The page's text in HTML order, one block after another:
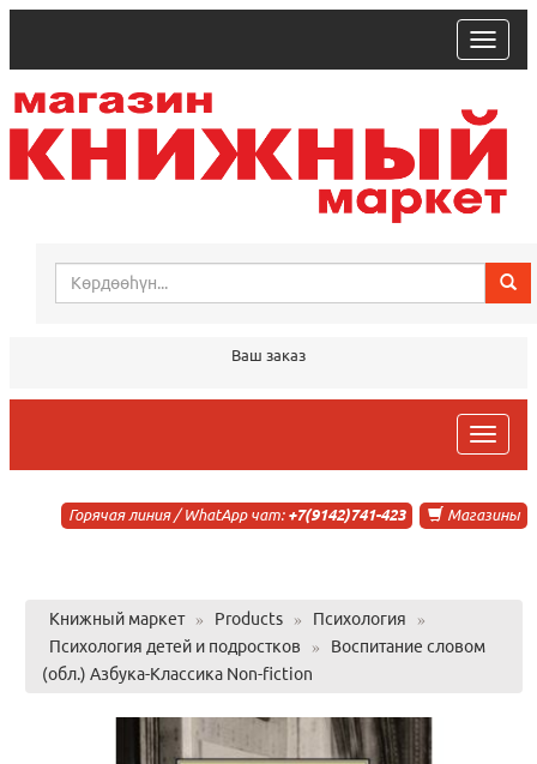
trk
Ваш заказ
trk
Магазины
Горячая линия / WhatApp чат: +7(9142)741-423
Книжный маркет » Products » Психология
»
Психология детей и подростков
»
Воспитание словом
(обл.) Азбука-Классика Non-fiction